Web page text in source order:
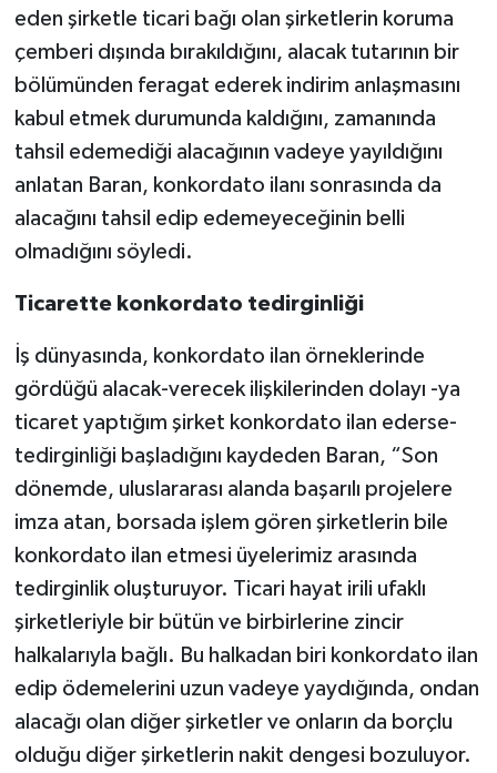
eden şirketle ticari bağı olan şirketlerin koruma
çemberi dışında bırakıldığını, alacak tutarının bir
bölümünden feragat ederek indirim anlaşmasını
kabul etmek durumunda kaldığını, zamanında
tahsil edemediği alacağının vadeye yayıldığını
anlatan Baran, konkordato ilanı sonrasında da
alacağını tahsil edip edemeyeceğinin belli
olmadığını söyledi.
Ticarette konkordato tedirginliği
İş dünyasında, konkordato ilan örneklerinde
gördüğü alacak-verecek ilişkilerinden dolayı -ya
ticaret yaptığım şirket konkordato ilan ederse-
tedirginliği başladığını kaydeden Baran, “Son
dönemde, uluslararası alanda başarılı projelere
imza atan, borsada işlem gören şirketlerin bile
konkordato ilan etmesi üyelerimiz arasında
tedirginlik oluşturuyor. Ticari hayat irili ufaklı
şirketleriyle bir bütün ve birbirlerine zincir
halkalarıyla bağlı. Bu halkadan biri konkordato ilan
edip ödemelerini uzun vadeye yaydığında, ondan
alacağı olan diğer şirketler ve onların da borçlu
olduğu diğer şirketlerin nakit dengesi bozuluyor.